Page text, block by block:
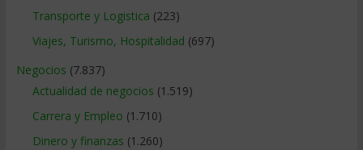
Transporte y Logistica (223)
Viajes, Turismo, Hospitalidad (697)
Negocios (7.837)
Actualidad de negocios (1.519)
Carrera y Empleo (1.710)
Dinero y finanzas (1.260)